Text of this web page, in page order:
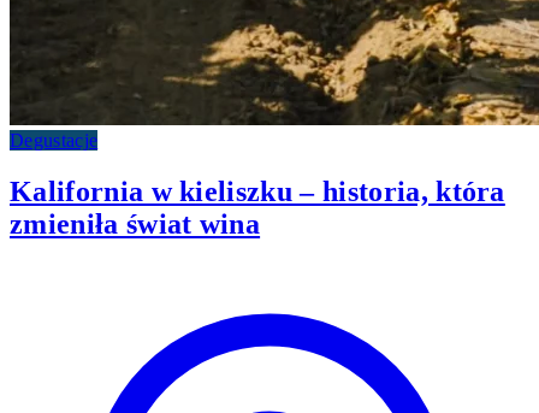
Degustacje
Kalifornia w kieliszku – historia, która
zmieniła świat wina